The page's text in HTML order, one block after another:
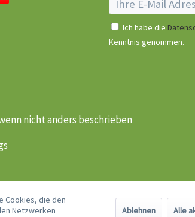
Ich habe die
Kenntnis genommen.
nicht anders beschrieben
Cookies, die den
Netzwerken
Ablehnen Alle